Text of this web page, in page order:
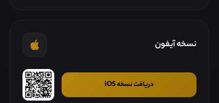
نسخه آیفون
دریافت نسخه iOS